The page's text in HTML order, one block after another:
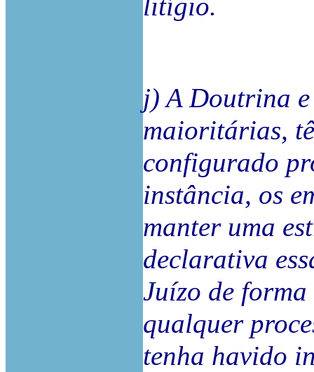
litígio.
j) A Doutrina
maioritárias,
configurado
instância, os
manter uma
declarativa
Juízo de
qualquer
tenha havido